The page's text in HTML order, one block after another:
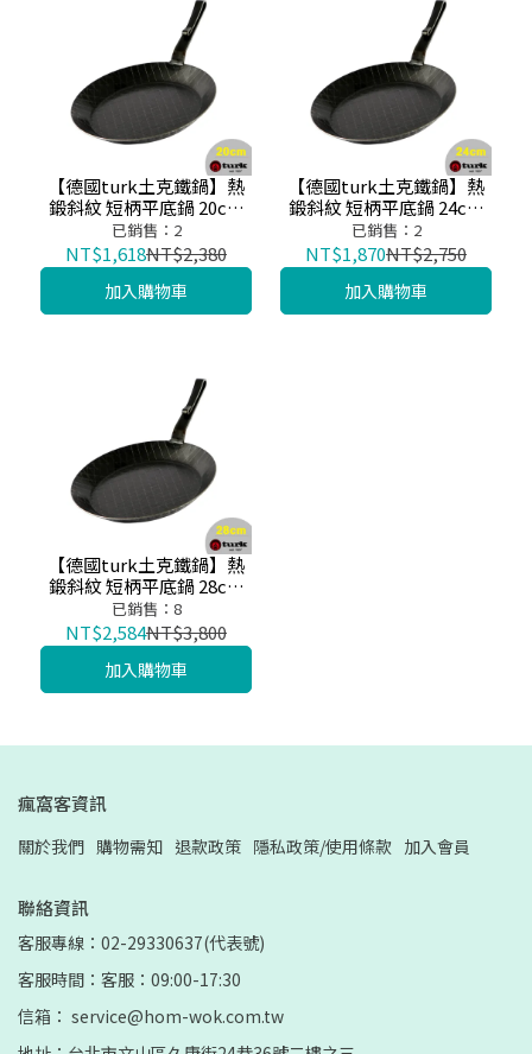
【德國turk土克鐵鍋】熱
鍛斜紋 短柄平底鍋 20cm
鐵鍋65320
已銷售：2
NT$1,618NT$2,380
加入購物車
【德國turk土克鐵鍋】熱
鍛斜紋 短柄平底鍋 24cm
鐵鍋65324
已銷售：2
NT$1,870NT$2,750
加入購物車
【德國turk土克鐵鍋】熱
鍛斜紋 短柄平底鍋 28cm
鐵鍋65328
已銷售：8
NT$2,584NT$3,800
加入購物車
瘋窩客資訊
關於我們 購物需知 退款政策 隱私政策/使用條款 加入會員
聯絡資訊
客服專線：02-29330637(代表號)
客服時間：客服：09:00-17:30
信箱： service@hom-wok.com.tw